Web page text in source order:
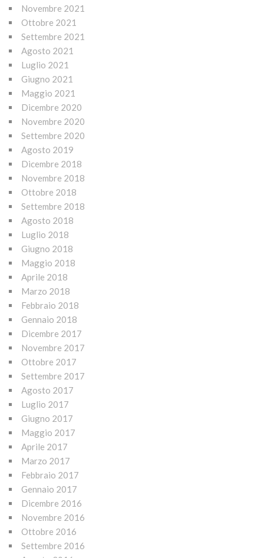
Novembre 2021
Ottobre 2021
Settembre 2021
Agosto 2021
Luglio 2021
Giugno 2021
Maggio 2021
Dicembre 2020
Novembre 2020
Settembre 2020
Agosto 2019
Dicembre 2018
Novembre 2018
Ottobre 2018
Settembre 2018
Agosto 2018
Luglio 2018
Giugno 2018
Maggio 2018
Aprile 2018
Marzo 2018
Febbraio 2018
Gennaio 2018
Dicembre 2017
Novembre 2017
Ottobre 2017
Settembre 2017
Agosto 2017
Luglio 2017
Giugno 2017
Maggio 2017
Aprile 2017
Marzo 2017
Febbraio 2017
Gennaio 2017
Dicembre 2016
Novembre 2016
Ottobre 2016
Settembre 2016